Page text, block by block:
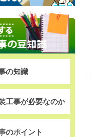
の知識
工事が必要なのか
のポイント